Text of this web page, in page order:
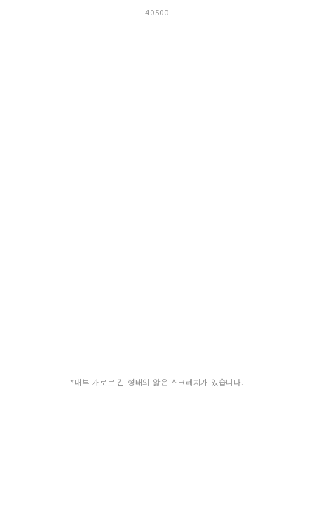
40500
*내부 가로로 긴 형태의 얇은 스크레치가 있습니다.